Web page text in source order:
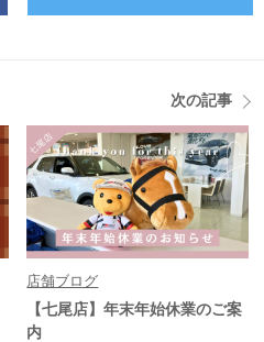
次の記事
店舗ブログ
【七尾店】年末年始休業のご案
内